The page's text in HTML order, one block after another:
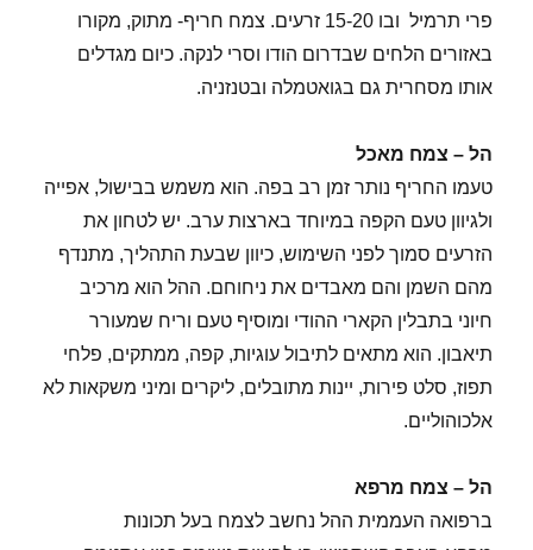
פרי תרמיל ובו 15-20 זרעים. צמח חריף- מתוק, מקורו
באזורים הלחים שבדרום הודו וסרי לנקה. כיום מגדלים
אותו מסחרית גם בגואטמלה ובטנזניה.
הל – צמח מאכל
טעמו החריף נותר זמן רב בפה. הוא משמש בבישול, אפייה
ולגיוון טעם הקפה במיוחד בארצות ערב. יש לטחון את
הזרעים סמוך לפני השימוש, כיוון שבעת התהליך, מתנדף
מהם השמן והם מאבדים את ניחוחם. ההל הוא מרכיב
חיוני בתבלין הקארי ההודי ומוסיף טעם וריח שמעורר
תיאבון. הוא מתאים לתיבול עוגיות, קפה, ממתקים, פלחי
תפוז, סלט פירות, יינות מתובלים, ליקרים ומיני משקאות לא
אלכוהוליים.
הל – צמח מרפא
ברפואה העממית ההל נחשב לצמח בעל תכונות